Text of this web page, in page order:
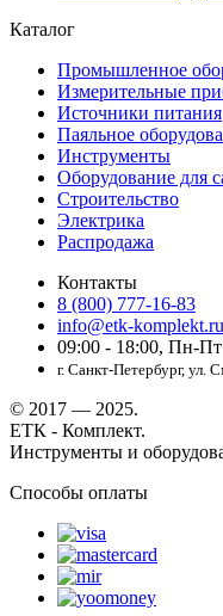
Каталог
Промышленное
Измерительные
Источники питания
Паяльное
Инструменты
Оборудование для
Строительство
Электрика
Распродажа
Контакты
8 (800) 777-16-83
info@etk-komplekt.ru
09:00 - 18:00, Пн-Пт
г. Санкт-Петербург, ул.
© 2017 — 2025.
ЕТК - Комплект.
Инструменты и
Способы оплаты